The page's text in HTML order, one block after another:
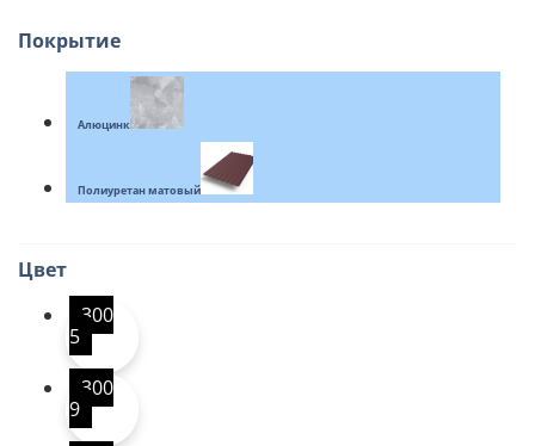
Покрытие
Алюцинк
Полиуретан матовый
Цвет
300
5
300
9